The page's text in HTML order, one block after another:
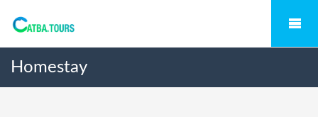
Homestay